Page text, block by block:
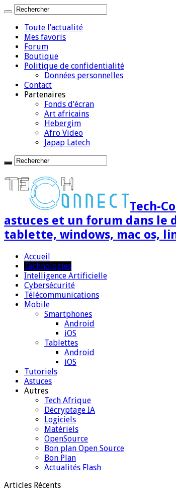
Toute l’actualité
Mes favoris
Forum
Boutique
Politique de confidentialité
Données personnelles
Contact
Partenaires
Fonds d’écran
Art africains
Hebergim
Afro Video
Japap Latech
Tech-
astuces et un forum dans le
tablette, windows, mac os,
Accueil
Technologies
Intelligence Artificielle
Cybersécurité
Télécommunications
Mobile
Smartphones
Android
iOS
Tablettes
Android
iOS
Tutoriels
Astuces
Autres
Tech Afrique
Décryptage IA
Logiciels
Matériels
OpenSource
Bon plan Open Source
Bon Plan
Actualités Flash
Articles Récents